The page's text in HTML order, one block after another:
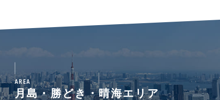
AREA
月島・勝どき・晴海エリア